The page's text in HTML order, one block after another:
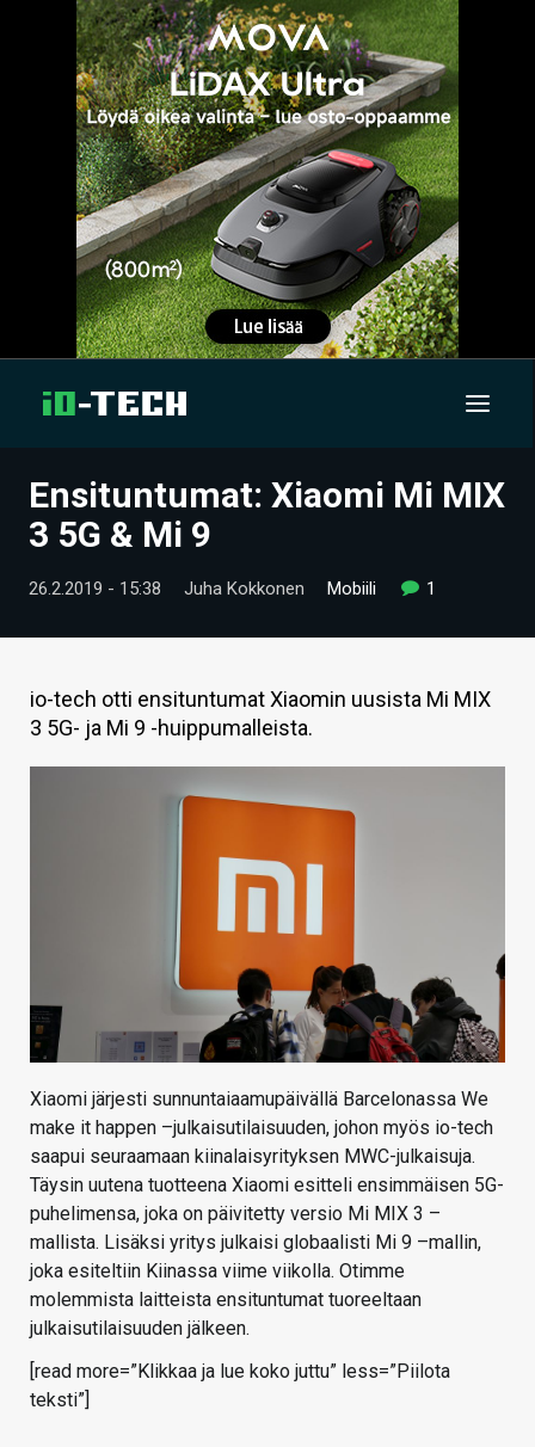
UUTISET
TIETOA
HINTA.FI
Ensituntumat: Xiaomi Mi MIX
3 5G & Mi 9
26.2.2019 - 15:38 Juha Kokkonen Mobiili 1
io-tech otti ensituntumat Xiaomin uusista Mi MIX
3 5G- ja Mi 9 -huippumalleista.
Xiaomi järjesti sunnuntaiaamupäivällä Barcelonassa We
make it happen –julkaisutilaisuuden, johon myös io-tech
saapui seuraamaan kiinalaisyrityksen MWC-julkaisuja.
Täysin uutena tuotteena Xiaomi esitteli ensimmäisen 5G-
puhelimensa, joka on päivitetty versio Mi MIX 3 –
mallista. Lisäksi yritys julkaisi globaalisti Mi 9 –mallin,
joka esiteltiin Kiinassa viime viikolla. Otimme
molemmista laitteista ensituntumat tuoreeltaan
julkaisutilaisuuden jälkeen.
[read more=”Klikkaa ja lue koko juttu” less=”Piilota
teksti”]